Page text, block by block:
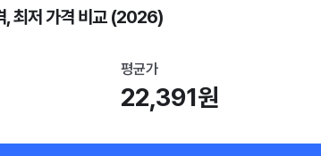
, 최저 가격 비교 (2026)
평균가
22,391원